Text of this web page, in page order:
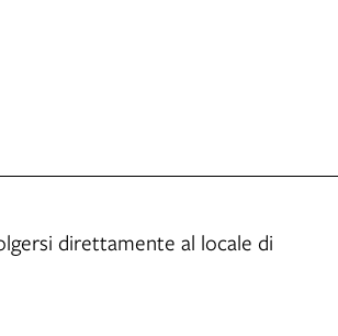
direttamente al locale di